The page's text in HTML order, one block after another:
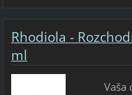
Rhodiola -
ml
Vaša